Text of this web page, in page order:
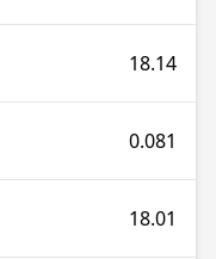
18.14
0.081
18.01